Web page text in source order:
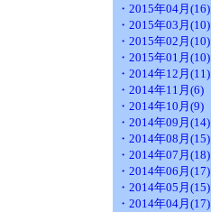
・2015年04月(16)
・2015年03月(10)
・2015年02月(10)
・2015年01月(10)
・2014年12月(11)
・2014年11月(6)
・2014年10月(9)
・2014年09月(14)
・2014年08月(15)
・2014年07月(18)
・2014年06月(17)
・2014年05月(15)
・2014年04月(17)